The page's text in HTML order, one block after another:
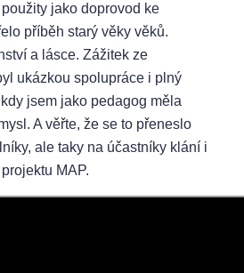
jako doprovod ke
příběh starý věky věků.
a lásce. Zážitek ze
ukázkou spolupráce i plný
jsem jako pedagog měla
A věřte, že se to přeneslo
ale taky na účastníky klání i
MAP.